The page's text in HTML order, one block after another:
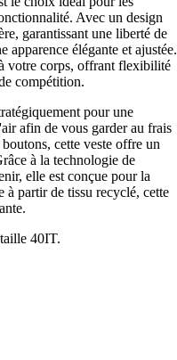
Avec un design
garantissant une liberté de
apparence élégante et ajustée.
votre corps, offrant flexibilité
compétition.
pour une
afin de vous garder au frais
cette veste offre un
à la technologie de
elle est conçue pour la
à partir de tissu recyclé, cette
40IT.